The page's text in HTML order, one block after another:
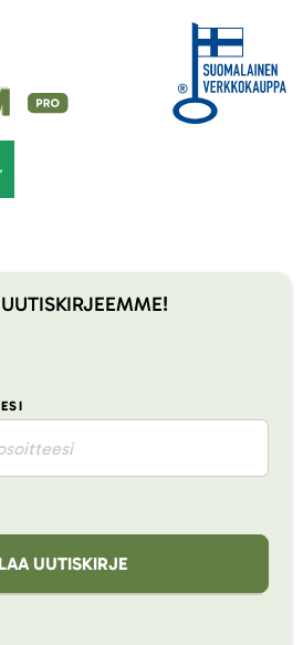
UUTISKIRJE